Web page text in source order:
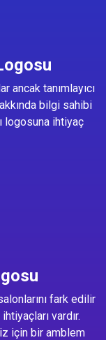
ancak tanımlayıcı
bilgi sahibi
logosuna ihtiyaç
fark edilir
vardır.
için bir amblem